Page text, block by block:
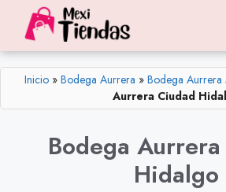
contenido
Inicio» Bodega Aurrera » Bodega Aurrera
Aurrera Ciudad
Bodega
Hidalgo